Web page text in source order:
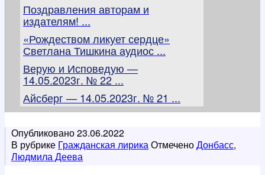
Поздравления авторам и
издателям! ...
«Рождеством ликует сердце»
Светлана Тишкина аудиос ...
Верую и Исповедую —
14.05.2023г. № 22 ...
Айсберг — 14.05.2023г. № 21 ...
Опубликовано23.06.2022
В рубрике Гражданская лирикаОтмеченоДонбасс,
Людмила Деева